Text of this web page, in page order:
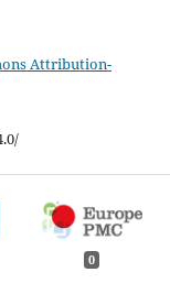
Attribution-
0